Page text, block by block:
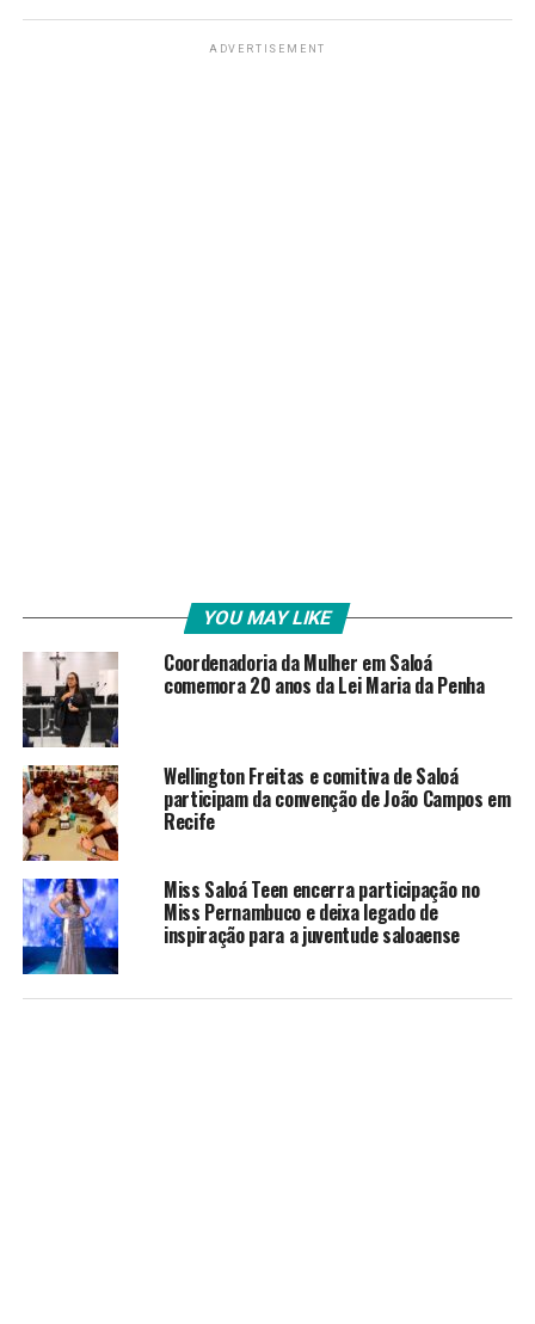
ADVERTISEMENT
YOU MAY LIKE
Coordenadoria da Mulher em Saloá
comemora 20 anos da Lei Maria da Penha
Wellington Freitas e comitiva de Saloá
participam da convenção de João Campos em
Recife
Miss Saloá Teen encerra participação no
Miss Pernambuco e deixa legado de
inspiração para a juventude saloaense